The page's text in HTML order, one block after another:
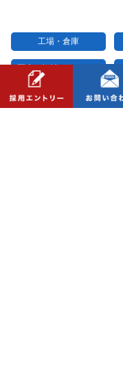
工場・倉庫
医療・福祉・保育施設
住宅